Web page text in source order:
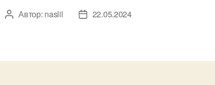
Автор
Автор: naslil
Дата22.05.2024